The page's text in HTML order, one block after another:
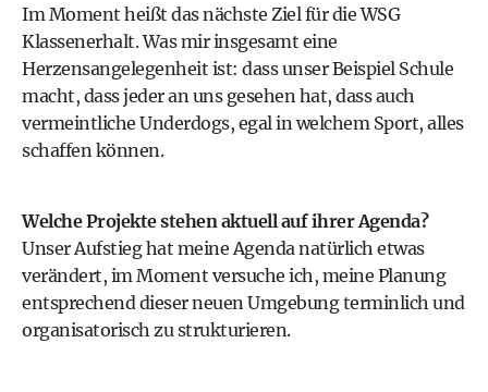
Im Moment heißt das nächste Ziel für die WSG
Klassenerhalt. Was mir insgesamt eine
Herzensangelegenheit ist: dass unser Beispiel Schule
macht, dass jeder an uns gesehen hat, dass auch
vermeintliche Underdogs, egal in welchem Sport, alles
schaffen können.
Welche Projekte stehen aktuell auf ihrer Agenda?
Unser Aufstieg hat meine Agenda natürlich etwas
verändert, im Moment versuche ich, meine Planung
entsprechend dieser neuen Umgebung terminlich und
organisatorisch zu strukturieren.